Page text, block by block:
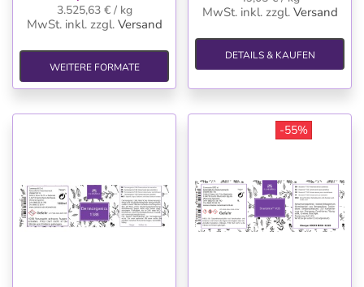
3.525,63 € / kg
MwSt. inkl. zzgl. Versand
WEITERE FORMATE
MwSt. inkl. zzgl. Versand
DETAILS & KAUFEN
-55%